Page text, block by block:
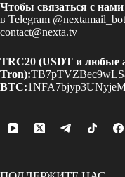
Чтобы связаться с нами
в Telegram @nextamail_bot
contact@nexta.tv
TRC20 (USDT и любые
Tron):
BTC: